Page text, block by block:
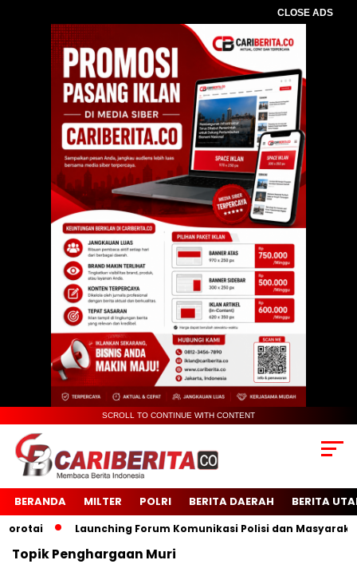
CLOSE ADS
SCROLL TO CONTINUE WITH CONTENT
BERANDA MILTER POLRI BERITA DAERAH BERITA
Launching Forum Komunikasi Polisi dan Masyarakat
TopikPenghargaan Muri